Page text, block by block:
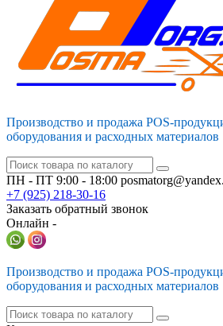
Производство и продажа POS-
оборудования и расходных материалов
ПН - ПТ 9:00 - 18:00
+7 (925) 218-30-16
Заказать обратный звонок
Онлайн -
Производство и продажа POS-
оборудования и расходных материалов